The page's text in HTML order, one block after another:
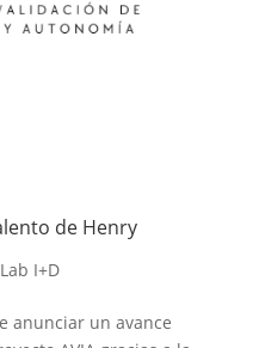
de Henry
Lab I+D
anunciar un avance